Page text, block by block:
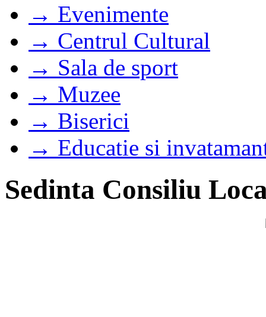
→ Evenimente
→ Centrul Cultural
→ Sala de sport
→ Muzee
→ Biserici
→ Educatie si
Sedinta Consiliu